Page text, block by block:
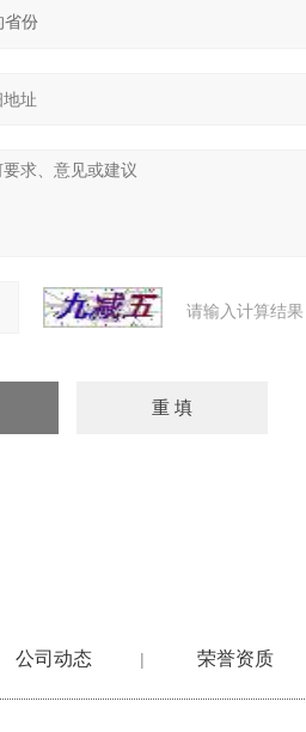
请输入计算结
公司动态 | 荣誉资质